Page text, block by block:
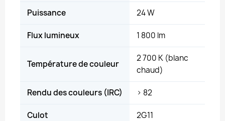
Puissance 24 W
Flux lumineux 1 800 lm
Température de couleur
2 700 K (blanc
chaud)
Rendu des couleurs (IRC) > 82
Culot 2G11